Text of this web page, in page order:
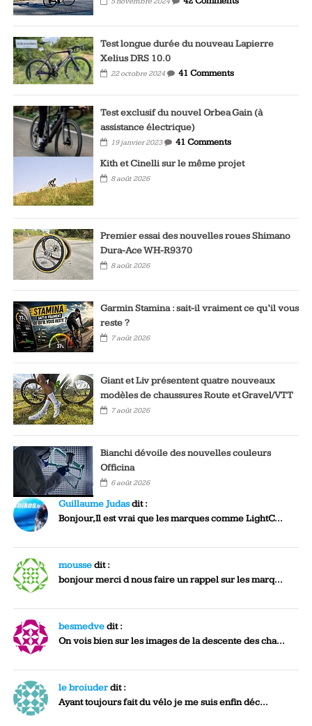
Test longue durée du nouveau Lapierre
Xelius DRS 10.0
22 octobre 2024 41 Comments
Test exclusif du nouvel Orbea Gain (à
assistance électrique)
19 janvier 2023
41 Comments
Kith et Cinelli sur le même projet
8 août 2026
Premier essai des nouvelles roues Shimano
Dura-Ace WH-R9370
8 août 2026
Garmin Stamina : sait-il vraiment ce qu’il vous
reste ?
7 août 2026
Giant et Liv présentent quatre nouveaux
modèles de chaussures Route et Gravel/VTT
7 août 2026
Bianchi dévoile des nouvelles couleurs
Officina
6 août 2026
Guillaume Judasdit :
Bonjour,Il est vrai que les marques comme LightC...
moussedit :
bonjour merci d nous faire un rappel sur les marq...
besmedvedit :
On vois bien sur les images de la descente des cha...
le broiuderdit :
Ayant toujours fait du vélo je me suis enfin déc...